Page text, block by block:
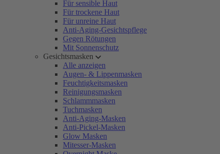
Für sensible Haut
Für trockene Haut
Für unreine Haut
Anti-Aging-Gesichtspflege
Gegen Rötungen
Mit Sonnenschutz
Gesichtsmasken
Alle anzeigen
Augen- & Lippenmasken
Feuchtigkeitsmasken
Reinigungsmasken
Schlammmasken
Tuchmasken
Anti-Aging-Masken
Anti-Pickel-Masken
Glow Masken
Mitesser-Masken